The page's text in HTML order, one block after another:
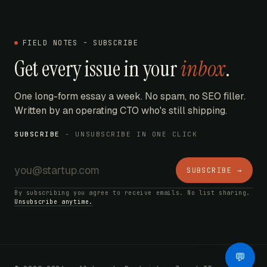
FIELD NOTES - SUBSCRIBE
Get every issue in yourinbox.
One long-form essay a week. No spam, no SEO filler.
Written by an operating CTO who's still shipping.
SUBSCRIBE - UNSUBSCRIBE IN ONE CLICK
SUBSCRIBE →
By subscribing you agree to receive emails. No list sharing.
Unsubscribe anytime.
💬